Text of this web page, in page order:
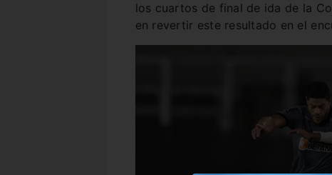
los cuartos de final de ida de la
en revertir este resultado en el